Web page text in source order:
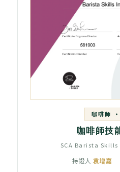
咖啡師
咖啡師技
SCA Barista
持證人 袁增嘉